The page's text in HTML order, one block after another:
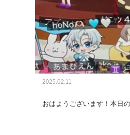
2025.02.11
おはようございます！本日